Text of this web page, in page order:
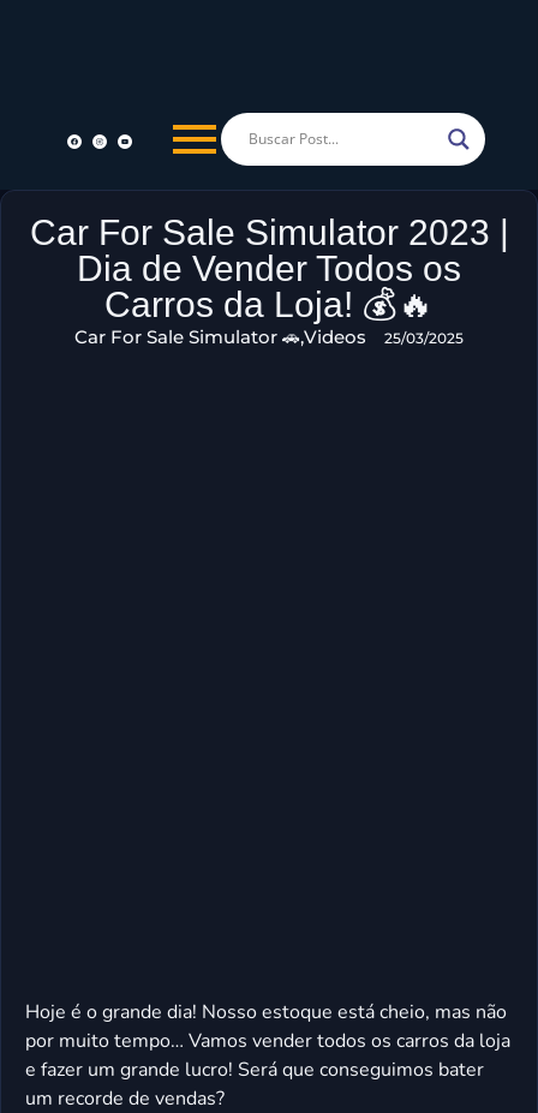
Car For Sale Simulator 2023 |
Dia de Vender Todos os
Carros da Loja! 💰🔥
Car For Sale Simulator 🚗,Videos 25/03/2025
Hoje é o grande dia! Nosso estoque está cheio, mas não
por muito tempo… Vamos vender todos os carros da loja
e fazer um grande lucro! Será que conseguimos bater
um recorde de vendas?